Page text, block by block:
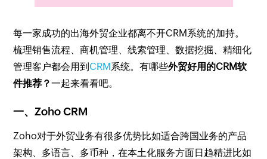
每一家成功的出海外贸企业都离不开CRM系统的加持。
梳理销售流程、商机管理、线索管理、数据挖掘、精细化
管理客户都会用到CRM系统。有哪些外贸好用的CRM软
件推荐？一起来看看吧。
一、Zoho CRM
Zoho对于外贸业务有很多优势比如适合跨国业务的产品
架构、多语言、多币种，在本土化服务方面日趋精进比如